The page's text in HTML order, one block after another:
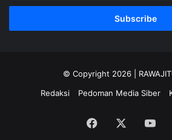
Email
© Copyright 2026 |
Redaksi
Pedoman Media Siber
Facebook